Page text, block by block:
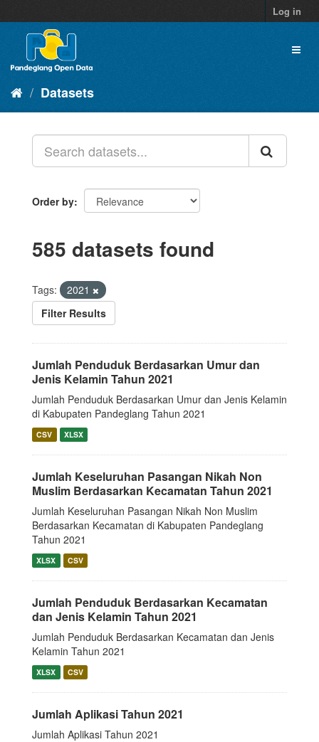
to
content
Log in
Datasets
Order by
585 datasets found
Tags:
2021
Filter Results
Jumlah Penduduk Berdasarkan Umur dan
Jenis Kelamin Tahun 2021
Jumlah Penduduk Berdasarkan Umur dan Jenis Kelamin
di Kabupaten Pandeglang Tahun 2021
CSV XLSX
Jumlah Keseluruhan Pasangan Nikah Non
Muslim Berdasarkan Kecamatan Tahun 2021
Jumlah Keseluruhan Pasangan Nikah Non Muslim
Berdasarkan Kecamatan di Kabupaten Pandeglang
Tahun 2021
XLSX CSV
Jumlah Penduduk Berdasarkan Kecamatan
dan Jenis Kelamin Tahun 2021
Jumlah Penduduk Berdasarkan Kecamatan dan Jenis
Kelamin Tahun 2021
XLSX CSV
Jumlah Aplikasi Tahun 2021
Jumlah Aplikasi Tahun 2021